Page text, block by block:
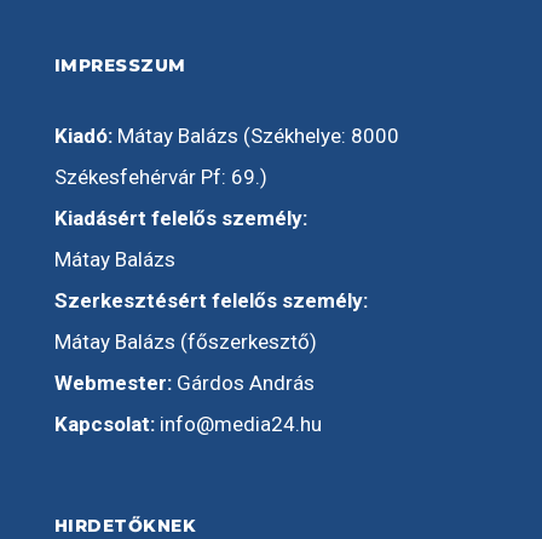
IMPRESSZUM
Kiadó:Mátay Balázs (Székhelye: 8000
Székesfehérvár Pf: 69.)
Kiadásért felelős személy:
Mátay Balázs
Szerkesztésért felelős személy:
Mátay Balázs (főszerkesztő)
Webmester:Gárdos András
Kapcsolat: info@media24.hu
HIRDETŐKNEK